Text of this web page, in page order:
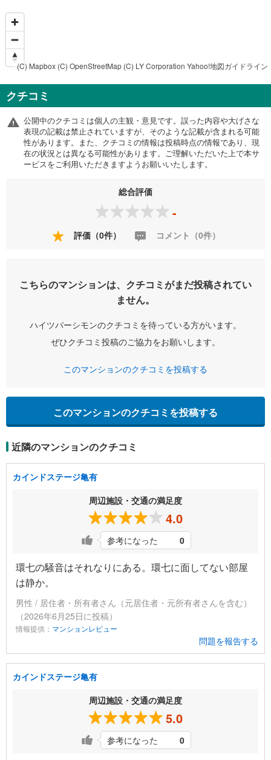
(C) Mapbox (C) OpenStreetMap (C) LY Corporation Yahoo!地図ガイドライン
クチコミ
公開中のクチコミは個人の主観・意見です。誤った内容や大げさな
表現の記載は禁止されていますが、そのような記載が含まれる可能
性があります。また、クチコミの情報は投稿時点の情報であり、現
在の状況とは異なる可能性があります。ご理解いただいた上で本サ
ービスをご利用いただきますようお願いいたします。
総合評価
-
評価（0件） コメント（0件）
こちらのマンションは、クチコミがまだ投稿されてい
ません。
ハイツパーシモンのクチコミを待っている方がいます。
ぜひクチコミ投稿のご協力をお願いします。
このマンションのクチコミを投稿する
このマンションのクチコミを投稿する
近隣のマンションのクチコミ
カインドステージ亀有
周辺施設・交通の満足度
4.0
参考になった 0
環七の騒音はそれなりにある。環七に面してない部屋
は静か。
男性 / 居住者・所有者さん（元居住者・元所有者さんを含む）
（2026年6月25日に投稿）
情報提供： マンションレビュー
問題を報告する
カインドステージ亀有
周辺施設・交通の満足度
5.0
参考になった 0